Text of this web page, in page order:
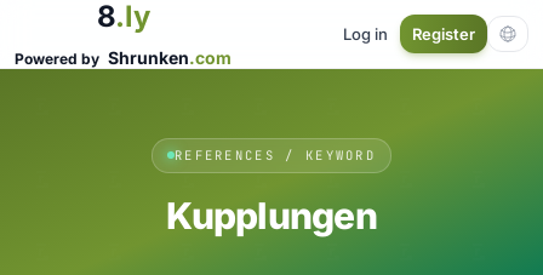
8.ly
Powered by Shrunken.com
Log in Register
REFERENCES / KEYWORD
Kupplungen